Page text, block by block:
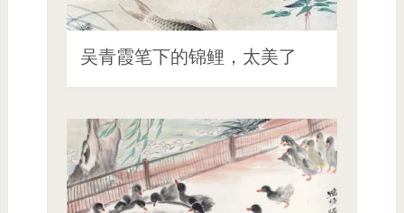
吴青霞笔下的锦鲤，太美了